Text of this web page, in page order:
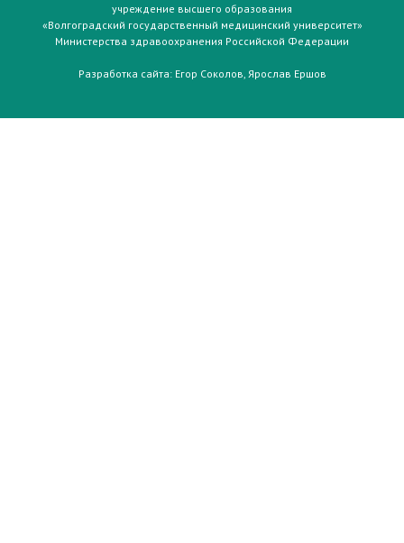
учреждение высшего образования
«Волгоградский государственный медицинский университет»
Министерства здравоохранения Российской Федерации
Разработка сайта: Егор Соколов, Ярослав Ершов